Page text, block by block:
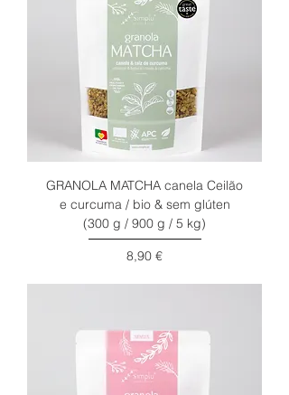
GRANOLA MATCHA canela Ceilão
e curcuma / bio & sem glúten
(300 g / 900 g / 5 kg)
Preço
8,90 €